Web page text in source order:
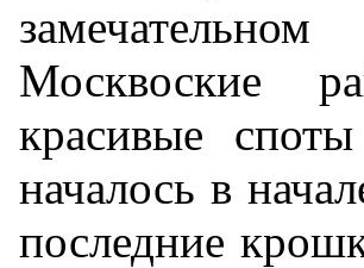
Москвоские
красивые
началось в
последние